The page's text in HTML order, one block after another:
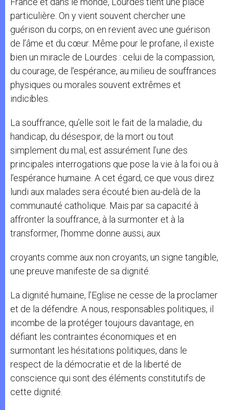
particulière. On y vient souvent chercher une
guérison du corps, on en revient avec une guérison
de l’âme et du cœur. Même pour le profane, il existe
bien un miracle de Lourdes : celui de la compassion,
du courage, de l’espérance, au milieu de souffrances
physiques ou morales souvent extrêmes et
indicibles.
La souffrance, qu’elle soit le fait de la maladie, du
handicap, du désespoir, de la mort ou tout
simplement du mal, est assurément l’une des
principales interrogations que pose la vie à la foi ou à
l’espérance humaine. A cet égard, ce que vous direz
lundi aux malades sera écouté bien au-delà de la
communauté catholique. Mais par sa capacité à
affronter la souffrance, à la surmonter et à la
transformer, l’homme donne aussi, aux
croyants comme aux non croyants, un signe tangible,
une preuve manifeste de sa dignité.
La dignité humaine, l’Eglise ne cesse de la proclamer
et de la défendre. A nous, responsables politiques, il
incombe de la protéger toujours davantage, en
défiant les contraintes économiques et en
surmontant les hésitations politiques, dans le
respect de la démocratie et de la liberté de
conscience qui sont des éléments constitutifs de
cette dignité.